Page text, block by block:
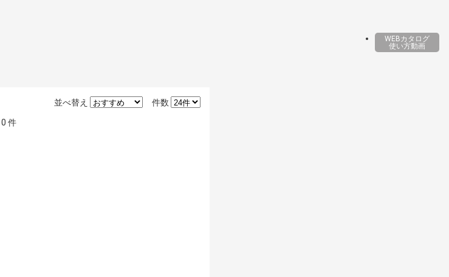
WEBカタログ
使い方動画
件数
並べ替え
0 件